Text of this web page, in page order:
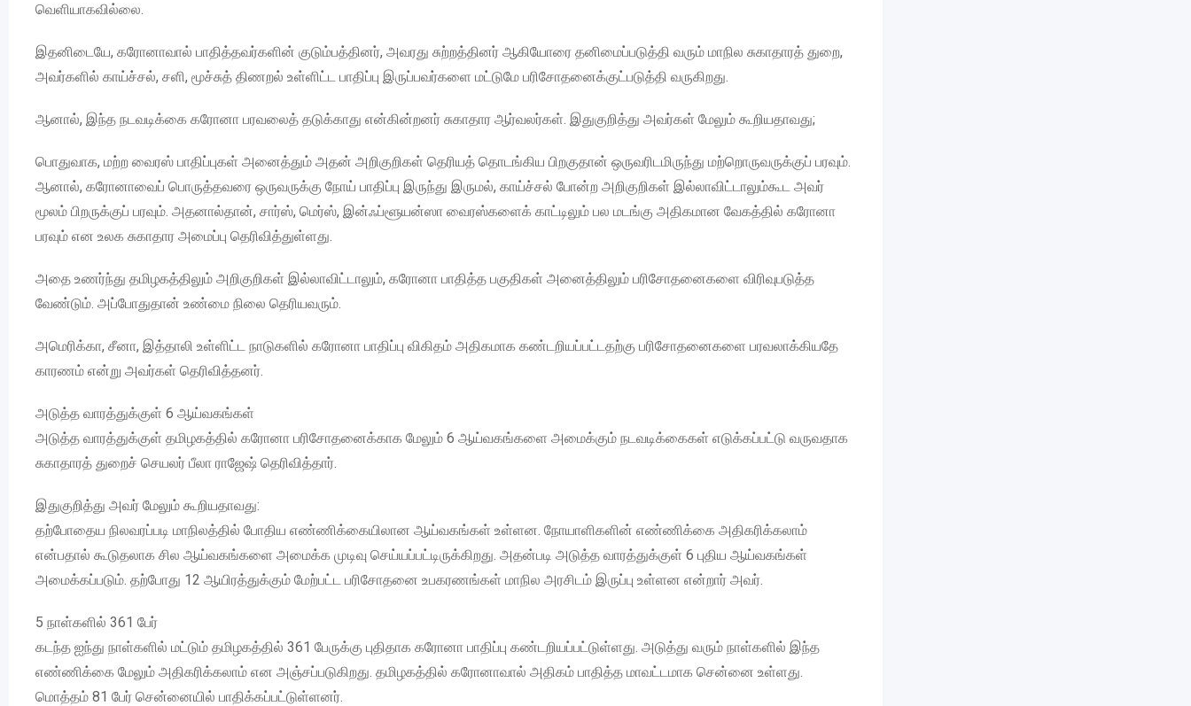
வெளியாகவில்லை.
இதனிடையே, கரோனாவால் பாதித்தவர்களின் குடும்பத்தினர், அவரது சுற்றத்தினர் ஆகியோரை தனிமைப்படுத்தி வரும் மாநில சுகாதாரத் துறை,
அவர்களில் காய்ச்சல், சளி, மூச்சுத் திணறல் உள்ளிட்ட பாதிப்பு இருப்பவர்களை மட்டுமே பரிசோதனைக்குட்படுத்தி வருகிறது.
ஆனால், இந்த நடவடிக்கை கரோனா பரவலைத் தடுக்காது என்கின்றனர் சுகாதார ஆர்வலர்கள். இதுகுறித்து அவர்கள் மேலும் கூறியதாவது;
பொதுவாக, மற்ற வைரஸ் பாதிப்புகள் அனைத்தும் அதன் அறிகுறிகள் தெரியத் தொடங்கிய பிறகுதான் ஒருவரிடமிருந்து மற்றொருவருக்குப் பரவும்.
ஆனால், கரோனாவைப் பொருத்தவரை ஒருவருக்கு நோய் பாதிப்பு இருந்து இருமல், காய்ச்சல் போன்ற அறிகுறிகள் இல்லாவிட்டாலும்கூட அவர்
மூலம் பிறருக்குப் பரவும். அதனால்தான், சார்ஸ், மெர்ஸ், இன்ஃப்ளூயன்ஸா வைரஸ்களைக் காட்டிலும் பல மடங்கு அதிகமான வேகத்தில் கரோனா
பரவும் என உலக சுகாதார அமைப்பு தெரிவித்துள்ளது.
அதை உணர்ந்து தமிழகத்திலும் அறிகுறிகள் இல்லாவிட்டாலும், கரோனா பாதித்த பகுதிகள் அனைத்திலும் பரிசோதனைகளை விரிவுபடுத்த
வேண்டும். அப்போதுதான் உண்மை நிலை தெரியவரும்.
அமெரிக்கா, சீனா, இத்தாலி உள்ளிட்ட நாடுகளில் கரோனா பாதிப்பு விகிதம் அதிகமாக கண்டறியப்பட்டதற்கு பரிசோதனைகளை பரவலாக்கியதே
காரணம் என்று அவர்கள் தெரிவித்தனர்.
அடுத்த வாரத்துக்குள் 6 ஆய்வகங்கள்
அடுத்த வாரத்துக்குள் தமிழகத்தில் கரோனா பரிசோதனைக்காக மேலும் 6 ஆய்வகங்களை அமைக்கும் நடவடிக்கைகள் எடுக்கப்பட்டு வருவதாக
சுகாதாரத் துறைச் செயலர் பீலா ராஜேஷ் தெரிவித்தார்.
இதுகுறித்து அவர் மேலும் கூறியதாவது:
தற்போதைய நிலவரப்படி மாநிலத்தில் போதிய எண்ணிக்கையிலான ஆய்வகங்கள் உள்ளன. நோயாளிகளின் எண்ணிக்கை அதிகரிக்கலாம்
என்பதால் கூடுதலாக சில ஆய்வகங்களை அமைக்க முடிவு செய்யப்பட்டிருக்கிறது. அதன்படி அடுத்த வாரத்துக்குள் 6 புதிய ஆய்வகங்கள்
அமைக்கப்படும். தற்போது 12 ஆயிரத்துக்கும் மேற்பட்ட பரிசோதனை உபகரணங்கள் மாநில அரசிடம் இருப்பு உள்ளன என்றார் அவர்.
5 நாள்களில் 361 பேர்
கடந்த ஐந்து நாள்களில் மட்டும் தமிழகத்தில் 361 பேருக்கு புதிதாக கரோனா பாதிப்பு கண்டறியப்பட்டுள்ளது. அடுத்து வரும் நாள்களில் இந்த
எண்ணிக்கை மேலும் அதிகரிக்கலாம் என அஞ்சப்படுகிறது. தமிழகத்தில் கரோனாவால் அதிகம் பாதித்த மாவட்டமாக சென்னை உள்ளது.
மொத்தம் 81 பேர் சென்னையில் பாதிக்கப்பட்டுள்ளனர்.